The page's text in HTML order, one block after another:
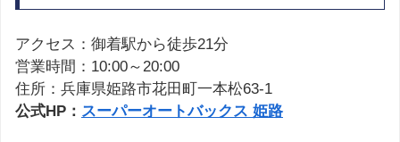
アクセス：御着駅から徒歩21分
営業時間：10:00～20:00
住所：兵庫県姫路市花田町一本松63-1
公式HP： スーパーオートバックス 姫路